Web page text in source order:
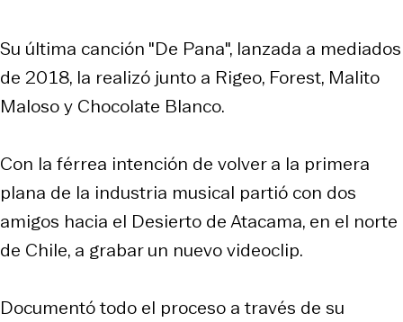
Su última canción "De Pana", lanzada a mediados
de 2018, la realizó junto a Rigeo, Forest, Malito
Maloso y Chocolate Blanco.
Con la férrea intención de volver a la primera
plana de la industria musical partió con dos
amigos hacia el Desierto de Atacama, en el norte
de Chile, a grabar un nuevo videoclip.
Documentó todo el proceso a través de su